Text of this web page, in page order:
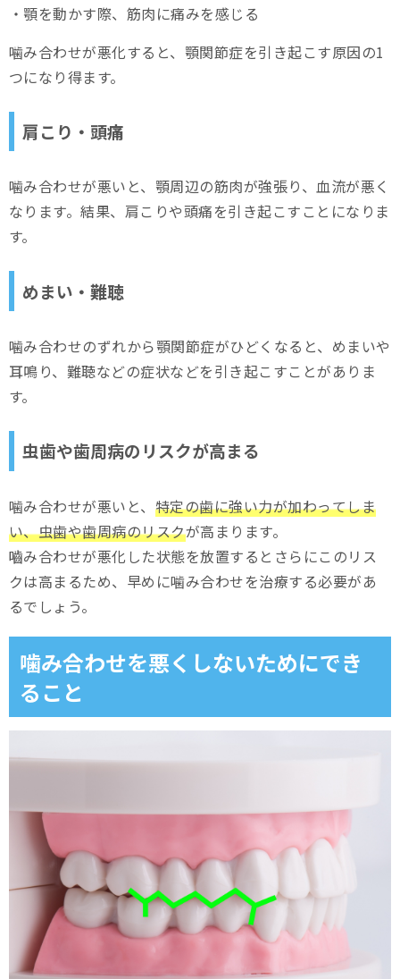
・顎を動かす際、筋肉に痛みを感じる
噛み合わせが悪化すると、顎関節症を引き起こす原因の1
つになり得ます。
肩こり・頭痛
噛み合わせが悪いと、顎周辺の筋肉が強張り、血流が悪く
なります。結果、肩こりや頭痛を引き起こすことになりま
す。
めまい・難聴
噛み合わせのずれから顎関節症がひどくなると、めまいや
耳鳴り、難聴などの症状などを引き起こすことがありま
す。
虫歯や歯周病のリスクが高まる
噛み合わせが悪いと、 特定の歯に強い力が加わってしま
い、虫歯や歯周病のリスクが高まります。
嚙み合わせが悪化した状態を放置するとさらにこのリス
クは高まるため、早めに噛み合わせを治療する必要があ
るでしょう。
噛み合わせを悪くしないためにでき
ること